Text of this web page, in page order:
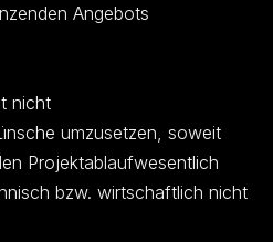
Angebots
nicht
umzusetzen, soweit
Projektablaufwesentlich
bzw. wirtschaftlich nicht